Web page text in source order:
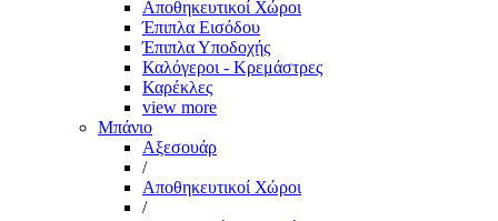
Αποθηκευτικοί Χώροι
Έπιπλα Εισόδου
Έπιπλα Υποδοχής
Καλόγεροι - Κρεμάστρες
Καρέκλες
view more
Μπάνιο
Αξεσουάρ
/
Αποθηκευτικοί Χώροι
/